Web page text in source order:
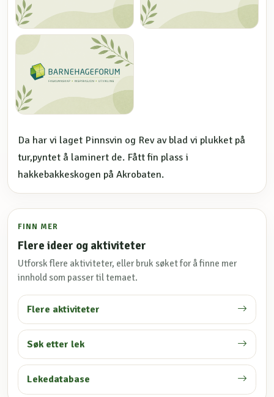
Da har vi laget Pinnsvin og Rev av blad vi plukket på
tur,pyntet å laminert de. Fått fin plass i
hakkebakkeskogen på Akrobaten.
FINN MER
Flere ideer og aktiviteter
Utforsk flere aktiviteter, eller bruk søket for å finne mer
innhold som passer til temaet.
Flere aktiviteter
Søk etter lek
Lekedatabase